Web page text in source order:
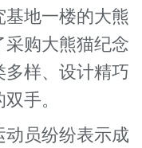
地一楼的大熊
购大熊猫纪念
样、设计精巧
手。
员纷纷表示成